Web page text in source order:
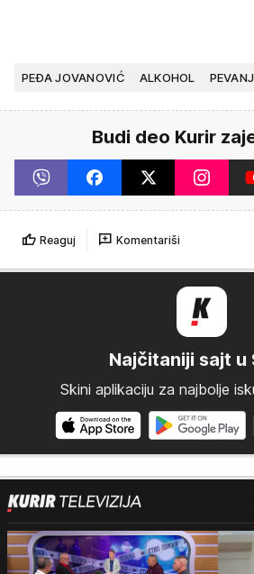
PEĐA JOVANOVIĆ ALKOHOL
Budi deo Kurir
Reaguj Komentariši
Najčitaniji sajt u
Skini aplikaciju za najbolje